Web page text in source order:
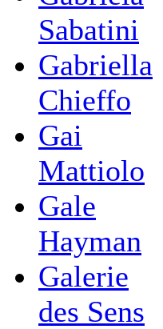
Sabatini
Gabriella
Chieffo
Gai
Mattiolo
Gale
Hayman
Galerie
des Sens